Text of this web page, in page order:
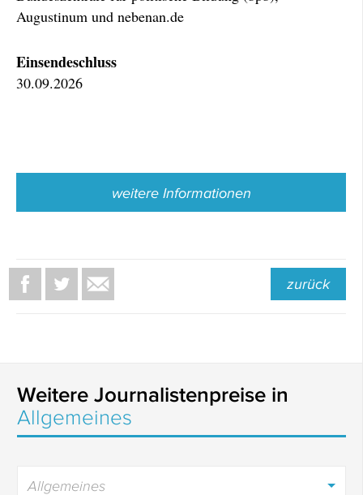
Augustinum und nebenan.de
Einsendeschluss
30.09.2026
weitere Informationen
zurück
Weitere Journalistenpreise in
Allgemeines
Allgemeines